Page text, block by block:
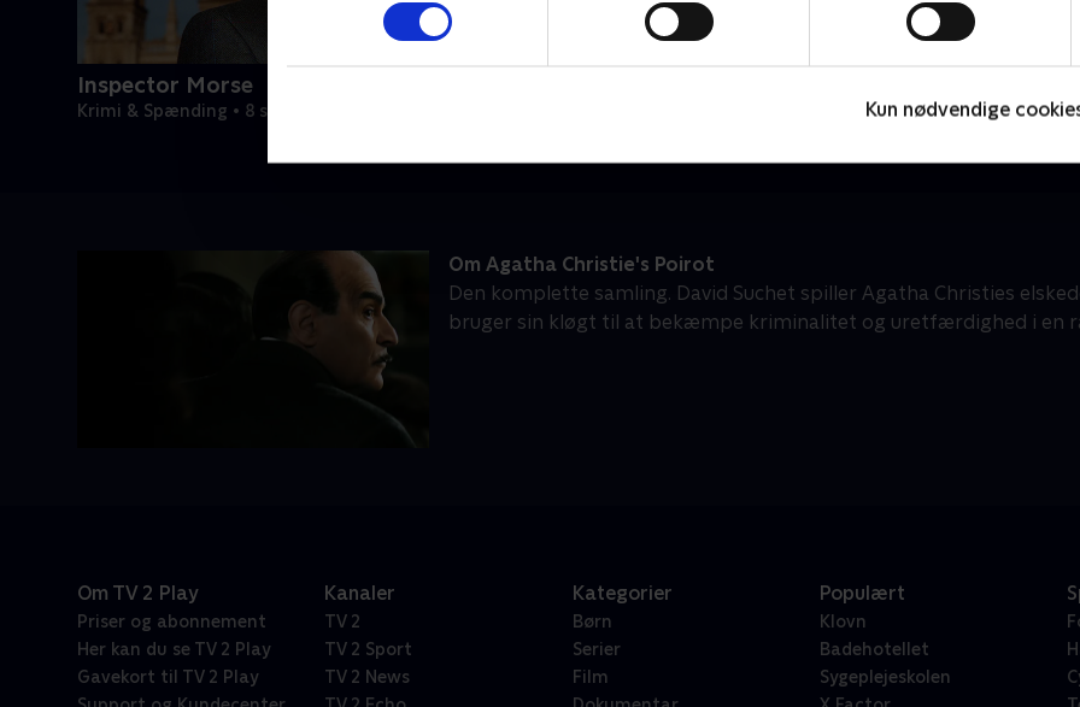
Kun nødvendige
Inspector Morse
Krimi & Spænding • 8 sæsoner
Om Agatha Christie's Poirot
Den komplette samling. David Suchet spiller Agatha Christies
bruger sin kløgt til at bekæmpe kriminalitet og uretfærdighed i en
Om TV 2 Play
Priser og abonnement
Her kan du se TV 2 Play
Gavekort til TV 2 Play
Kanaler
TV 2
TV 2 Sport
TV 2 News
Kategorier
Børn
Serier
Film
Populært
Klovn
Badehotellet
Sygeplejeskolen